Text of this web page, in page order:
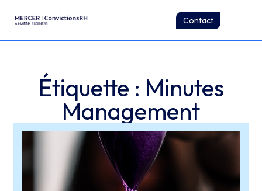
Contact
Étiquette : Minutes
Management